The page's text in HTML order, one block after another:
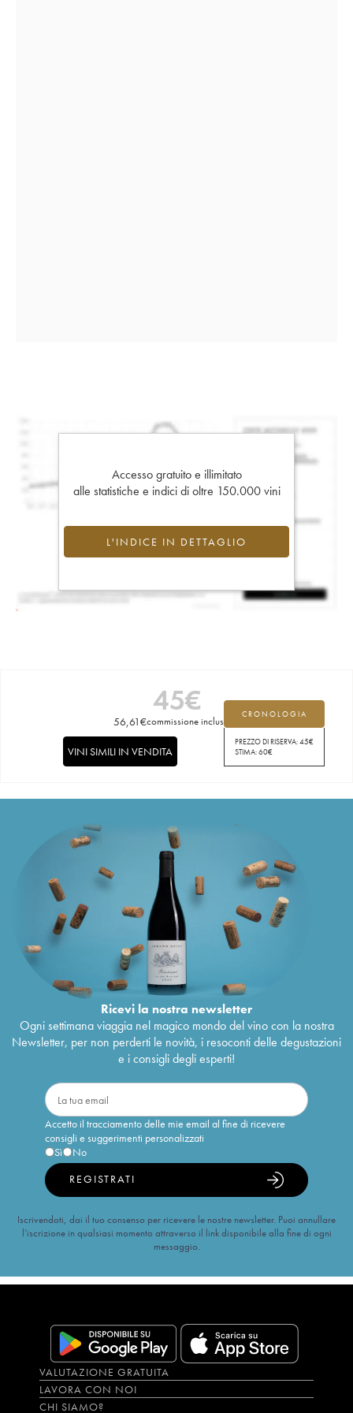
Accesso gratuito e illimitato
alle statistiche e indici di oltre 150.000 vini
L'INDICE IN DETTAGLIO
45€
56,61€commissione inclusa
CRONOLOGIA
PREZZO DI RISERVA:45€
STIMA:60€
VINI SIMILI IN VENDITA
Ricevi la nostra newsletter
Ogni settimana viaggia nel magico mondo del vino con la nostra
Newsletter, per non perderti le novità, i resoconti delle degustazioni
e i consigli degli esperti!
Accetto il tracciamento delle mie email al fine di ricevere
consigli e suggerimenti personalizzati
Sì
No
REGISTRATI
Iscrivendoti, dai il tuo consenso per ricevere le nostre newsletter. Puoi annullare
l’iscrizione in qualsiasi momento attraverso il link disponibile alla fine di ogni
messaggio.
VALUTAZIONE GRATUITA
LAVORA CON NOI
CHI SIAMO?